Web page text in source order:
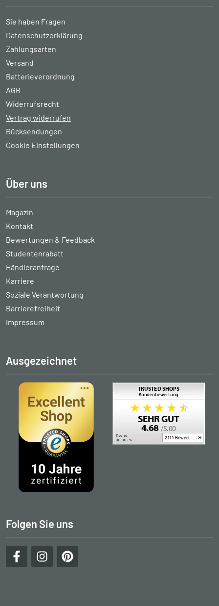
Sie haben Fragen
Datenschutzerklärung
Zahlungsarten
Versand
Batterieverordnung
AGB
Widerrufsrecht
Vertrag widerrufen
Rücksendungen
Cookie Einstellungen
Über uns
Magazin
Kontakt
Bewertungen & Feedback
Studentenrabatt
Händleranfrage
Karriere
Soziale Verantwortung
Barrierefreiheit
Impressum
Ausgezeichnet
Folgen Sie uns